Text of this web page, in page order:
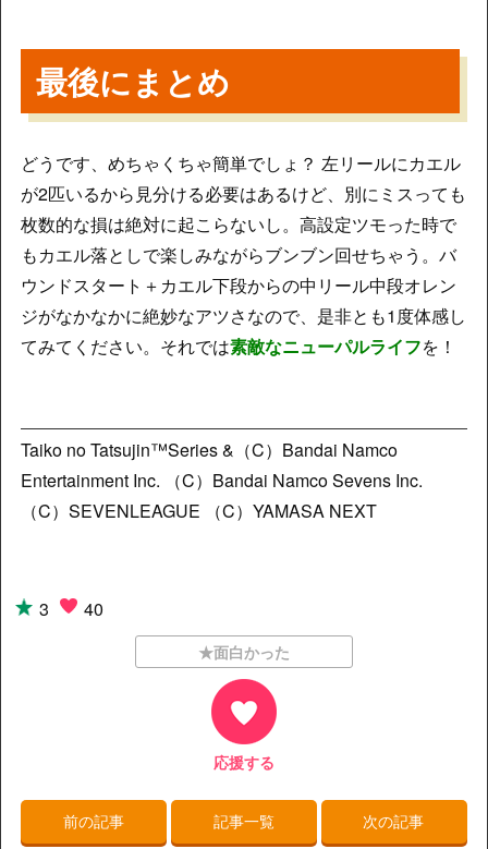
最後にまとめ
どうです、めちゃくちゃ簡単でしょ？ 左リールにカエル
が2匹いるから見分ける必要はあるけど、別にミスっても
枚数的な損は絶対に起こらないし。高設定ツモった時で
もカエル落としで楽しみながらブンブン回せちゃう。バ
ウンドスタート＋カエル下段からの中リール中段オレン
ジがなかなかに絶妙なアツさなので、是非とも1度体感し
てみてください。それでは素敵なニューパルライフを！
Taiko no Tatsujin™Series &（C）Bandai Namco
Entertainment Inc. （C）Bandai Namco Sevens Inc.
（C）SEVENLEAGUE （C）YAMASA NEXT
3 40
★面白かった
応援する
前の記事 記事一覧 次の記事